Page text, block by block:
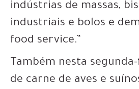
indústrias de massas,
industriais e bolos e
food service.”
Também nesta
de carne de aves e